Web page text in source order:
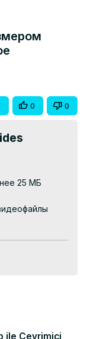
0 0
25 МБ
размер
ile Çevrimiçi